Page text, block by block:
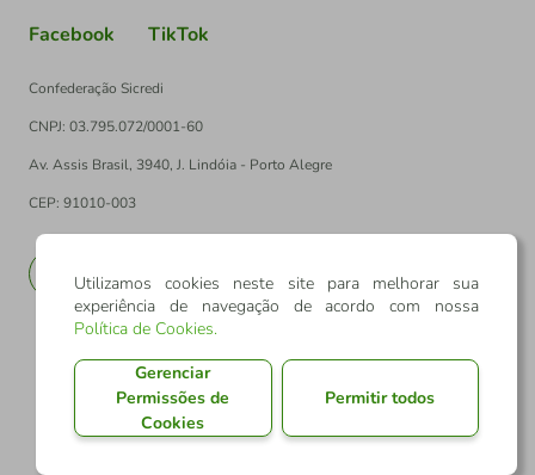
Facebook TikTok
Confederação Sicredi
CNPJ: 03.795.072/0001-60
Av. Assis Brasil, 3940, J. Lindóia - Porto Alegre
CEP: 91010-003
Utilizamos cookies neste site para melhorar sua
experiência de navegação de acordo com nossa
Política de Cookies.
Gerenciar
Permissões de
Cookies
Permitir todos